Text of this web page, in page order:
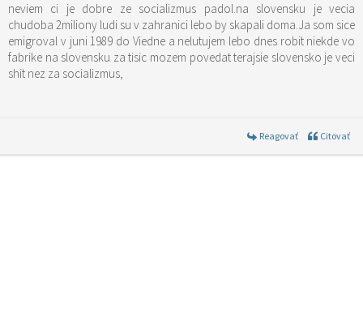
neviem ci je dobre ze socializmus padol.na slovensku je vecia
chudoba 2miliony ludi su v zahranici lebo by skapali doma.Ja som sice
emigroval v juni 1989 do Viedne a nelutujem lebo dnes robit niekde vo
fabrike na slovensku za tisic mozem povedat terajsie slovensko je veci
shit nez za socializmus,
Reagovať Citovať